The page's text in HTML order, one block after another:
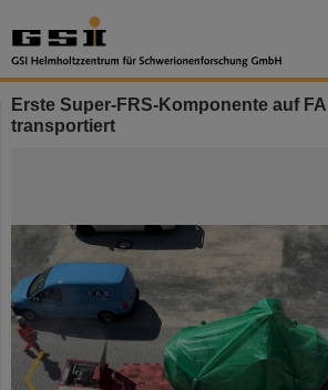
Erste Super-FRS-Komponente auf
transportiert